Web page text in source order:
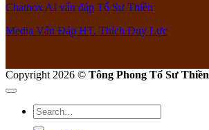
Chatbox AI vấn đáp Tổ Sư Thiền
Media Vấn Đáp HT. Thích Duy Lực
Copyright 2026 © Tông Phong Tổ Sư Thiền